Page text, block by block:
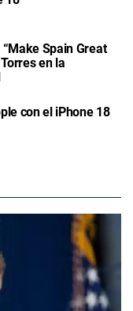
Spain Great
en la
con el iPhone 18